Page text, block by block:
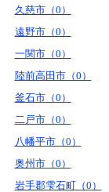
久慈市（0）
遠野市（0）
一関市（0）
陸前高田市（0）
釜石市（0）
二戸市（0）
八幡平市（0）
奥州市（0）
岩手郡雫石町（0）